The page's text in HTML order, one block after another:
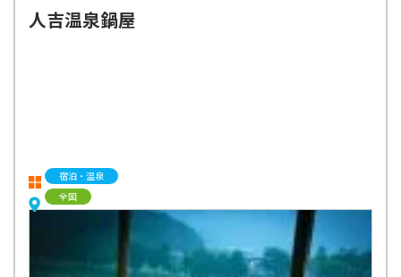
人吉温泉鍋屋
宿泊・温泉
全国